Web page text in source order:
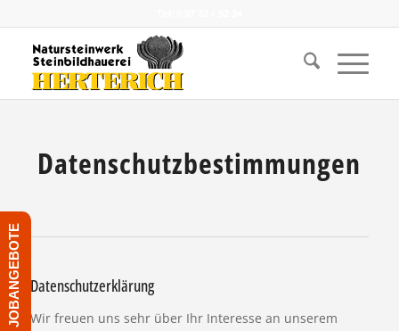
Datenschutzbestimmungen
Datenschutzerklärung
Wir freuen uns sehr über Ihr Interesse an unserem
JOBANGEBOTE